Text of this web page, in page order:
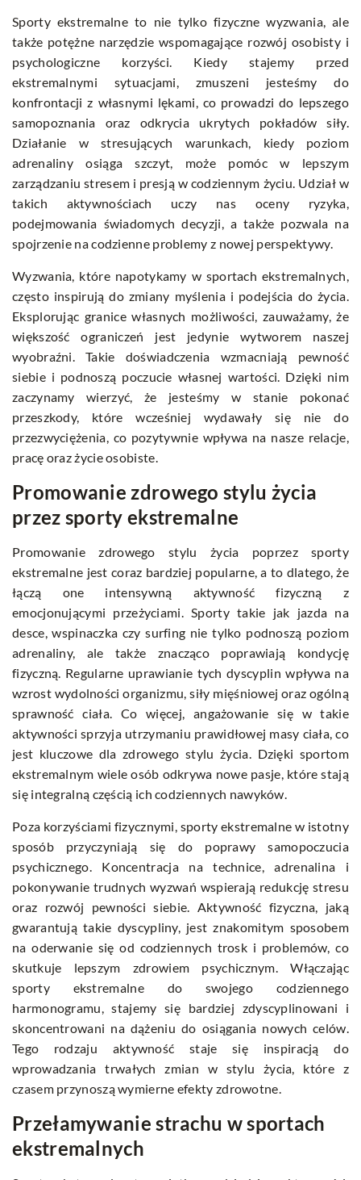
Sporty ekstremalne to nie tylko fizyczne wyzwania, ale
także potężne narzędzie wspomagające rozwój osobisty i
psychologiczne korzyści. Kiedy stajemy przed
ekstremalnymi sytuacjami, zmuszeni jesteśmy do
konfrontacji z własnymi lękami, co prowadzi do lepszego
samopoznania oraz odkrycia ukrytych pokładów siły.
Działanie w stresujących warunkach, kiedy poziom
adrenaliny osiąga szczyt, może pomóc w lepszym
zarządzaniu stresem i presją w codziennym życiu. Udział w
takich aktywnościach uczy nas oceny ryzyka,
podejmowania świadomych decyzji, a także pozwala na
spojrzenie na codzienne problemy z nowej perspektywy.
Wyzwania, które napotykamy w sportach ekstremalnych,
często inspirują do zmiany myślenia i podejścia do życia.
Eksplorując granice własnych możliwości, zauważamy, że
większość ograniczeń jest jedynie wytworem naszej
wyobraźni. Takie doświadczenia wzmacniają pewność
siebie i podnoszą poczucie własnej wartości. Dzięki nim
zaczynamy wierzyć, że jesteśmy w stanie pokonać
przeszkody, które wcześniej wydawały się nie do
przezwyciężenia, co pozytywnie wpływa na nasze relacje,
pracę oraz życie osobiste.
Promowanie zdrowego stylu życia
przez sporty ekstremalne
Promowanie zdrowego stylu życia poprzez sporty
ekstremalne jest coraz bardziej popularne, a to dlatego, że
łączą one intensywną aktywność fizyczną z
emocjonującymi przeżyciami. Sporty takie jak jazda na
desce, wspinaczka czy surfing nie tylko podnoszą poziom
adrenaliny, ale także znacząco poprawiają kondycję
fizyczną. Regularne uprawianie tych dyscyplin wpływa na
wzrost wydolności organizmu, siły mięśniowej oraz ogólną
sprawność ciała. Co więcej, angażowanie się w takie
aktywności sprzyja utrzymaniu prawidłowej masy ciała, co
jest kluczowe dla zdrowego stylu życia. Dzięki sportom
ekstremalnym wiele osób odkrywa nowe pasje, które stają
się integralną częścią ich codziennych nawyków.
Poza korzyściami fizycznymi, sporty ekstremalne w istotny
sposób przyczyniają się do poprawy samopoczucia
psychicznego. Koncentracja na technice, adrenalina i
pokonywanie trudnych wyzwań wspierają redukcję stresu
oraz rozwój pewności siebie. Aktywność fizyczna, jaką
gwarantują takie dyscypliny, jest znakomitym sposobem
na oderwanie się od codziennych trosk i problemów, co
skutkuje lepszym zdrowiem psychicznym. Włączając
sporty ekstremalne do swojego codziennego
harmonogramu, stajemy się bardziej zdyscyplinowani i
skoncentrowani na dążeniu do osiągania nowych celów.
Tego rodzaju aktywność staje się inspiracją do
wprowadzania trwałych zmian w stylu życia, które z
czasem przynoszą wymierne efekty zdrowotne.
Przełamywanie strachu w sportach
ekstremalnych